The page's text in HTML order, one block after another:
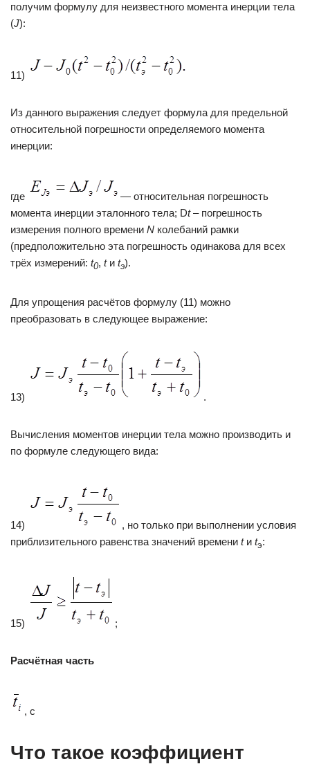
получим формулу для неизвестного момента инерции тела
(J):
11)
Из данного выражения следует формула для предельной
относительной погрешности определяемого момента
инерции:
где
— относительная погрешность
момента инерции эталонного тела; Dt– погрешность
измерения полного времени N колебаний рамки
(предположительно эта погрешность одинакова для всех
трёх измерений: t0, tи tэ).
Для упрощения расчётов формулу (11) можно
преобразовать в следующее выражение:
13) .
Вычисления моментов инерции тела можно производить и
по формуле следующего вида:
14)
, но только при выполнении условия
приблизительного равенства значений времени tи tэ:
15) ;
Расчётная часть
, с
Что такое коэффициент